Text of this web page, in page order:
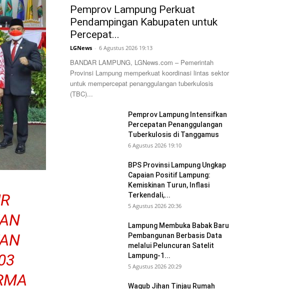
Pemprov Lampung Perkuat
Pendampingan Kabupaten untuk
Percepat...
LGNews - 6 Agustus 2026 19:13
BANDAR LAMPUNG, LGNews.com – Pemerintah
Provinsi Lampung memperkuat koordinasi lintas sektor
untuk mempercepat penanggulangan tuberkulosis
(TBC)...
Pemprov Lampung Intensifkan
Percepatan Penanggulangan
Tuberkulosis di Tanggamus
6 Agustus 2026 19:10
BPS Provinsi Lampung Ungkap
Capaian Positif Lampung:
Kemiskinan Turun, Inflasi
Terkendali,...
5 Agustus 2026 20:36
Lampung Membuka Babak Baru
Pembangunan Berbasis Data
melalui Peluncuran Satelit
Lampung-1...
5 Agustus 2026 20:29
Wagub Jihan Tinjau Rumah